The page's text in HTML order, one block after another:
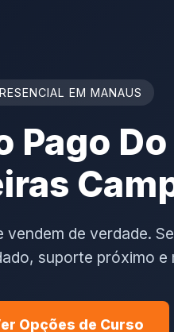
EM MANAUS
Pago
de verdade.
suporte próximo e
Opções de Curso